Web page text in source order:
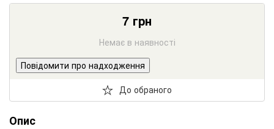
7 грн
Немає в наявності
Повідомити про надходження
До обраного
Опис